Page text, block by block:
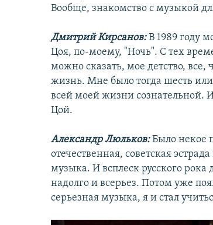
Вообще, знакомство с музыкой
Дмитрий Кирсанов:В 1989 году
Цоя, по-моему, "Ночь". С тех
можно сказать, мое детство, все,
жизнь. Мне было тогда шесть или
всей моей жизни сознательной.
Цой.
Александр Люльков:Было некое
отечественная, советская
музыка. И всплеск русского рока
надолго и всерьез. Потом уже
серьезная музыка, я и стал